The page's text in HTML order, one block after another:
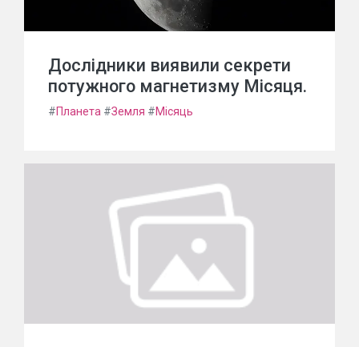
Дослідники виявили секрети
потужного магнетизму Місяця.
#Планета #Земля #Місяць